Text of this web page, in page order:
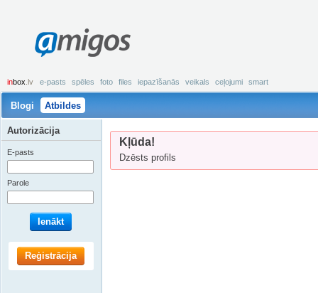
amigos
inbox .lv e-pasts spēles foto files iepazīšanās veikals ceļojumi smart
Blogi Atbildes
Kļūda!
Dzēsts profils
Autorizācija
E-pasts
Parole
Ienākt
Reģistrācija